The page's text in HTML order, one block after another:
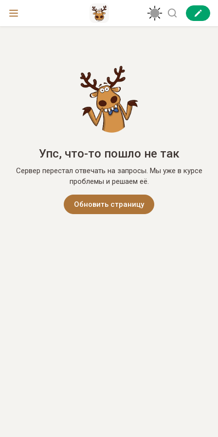
Упс, что-то пошло не так
Сервер перестал отвечать на запросы. Мы уже в курсе
проблемы и решаем её.
Обновить страницу